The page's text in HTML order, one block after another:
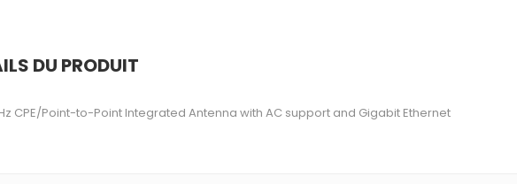
DU PRODUIT
CPE/Point-to-Point Integrated Antenna with AC support and Gigabit Ethernet